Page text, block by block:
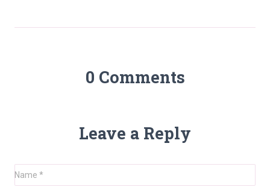
0 Comments
Leave a Reply
Name *